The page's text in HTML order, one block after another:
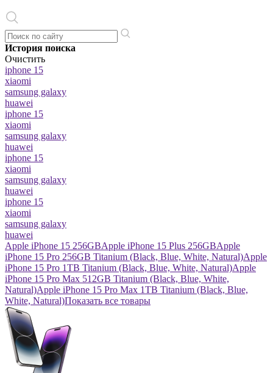
История поиска
Очистить
iphone 15
xiaomi
samsung galaxy
huawei
iphone 15
xiaomi
samsung galaxy
huawei
iphone 15
xiaomi
samsung galaxy
huawei
iphone 15
xiaomi
samsung galaxy
huawei
Apple iPhone 15 256GBApple iPhone 15 Plus 256GBApple
iPhone 15 Pro 256GB Titanium (Black, Blue, White, Natural)Apple
iPhone 15 Pro 1TB Titanium (Black, Blue, White, Natural)Apple
iPhone 15 Pro Max 512GB Titanium (Black, Blue, White,
Natural)Apple iPhone 15 Pro Max 1TB Titanium (Black, Blue,
White, Natural)Показать все товары